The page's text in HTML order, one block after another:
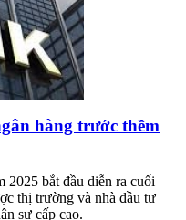
hàng trước thềm
2025 bắt đầu diễn ra cuối
thị trường và nhà đầu tư
sự cấp cao.